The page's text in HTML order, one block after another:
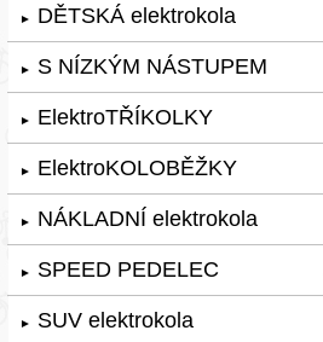
► DĚTSKÁ elektrokola
► S NÍZKÝM NÁSTUPEM
► ElektroTŘÍKOLKY
► ElektroKOLOBĚŽKY
► NÁKLADNÍ elektrokola
► SPEED PEDELEC
► SUV elektrokola